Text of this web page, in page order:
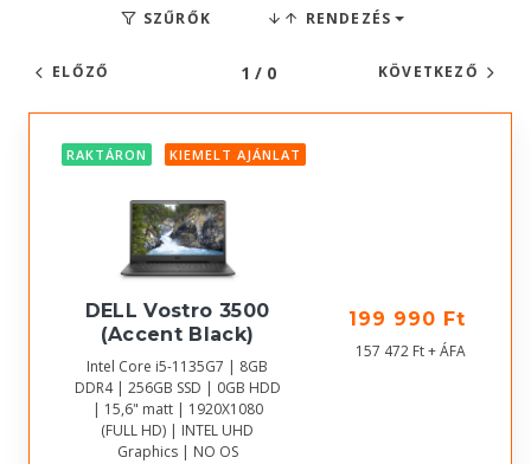
SZŰRŐK RENDEZÉS
ELŐZŐ 1 / 0 KÖVETKEZŐ
RAKTÁRON KIEMELT AJÁNLAT
DELL Vostro 3500
(Accent Black)
Intel Core i5-1135G7 | 8GB
DDR4 | 256GB SSD | 0GB HDD
| 15,6" matt | 1920X1080
(FULL HD) | INTEL UHD
Graphics | NO OS
199 990 Ft
157 472 Ft + ÁFA